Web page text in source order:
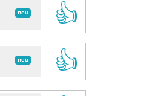
neu
👍
neu
👍